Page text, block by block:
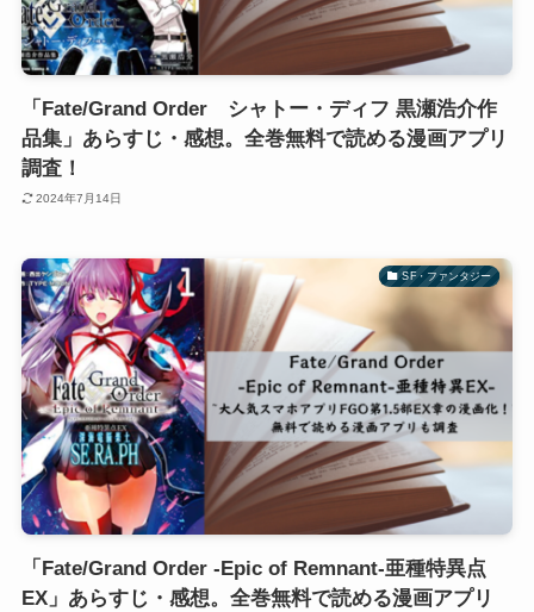
「Fate/Grand Order シャトー・ディフ 黒瀬浩介作
品集」あらすじ・感想。全巻無料で読める漫画アプリ
調査！
2024年7月14日
SF・ファンタジー
「Fate/Grand Order -Epic of Remnant-亜種特異点
EX」あらすじ・感想。全巻無料で読める漫画アプリ